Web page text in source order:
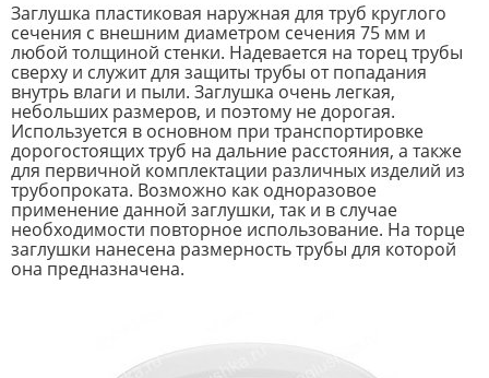
Заглушка пластиковая наружная для труб круглого
сечения с внешним диаметром сечения 75 мм и
любой толщиной стенки. Надевается на торец трубы
сверху и служит для защиты трубы от попадания
внутрь влаги и пыли. Заглушка очень легкая,
небольших размеров, и поэтому не дорогая.
Используется в основном при транспортировке
дорогостоящих труб на дальние расстояния, а также
для первичной комплектации различных изделий из
трубопроката. Возможно как одноразовое
применение данной заглушки, так и в случае
необходимости повторное использование. На торце
заглушки нанесена размерность трубы для которой
она предназначена.